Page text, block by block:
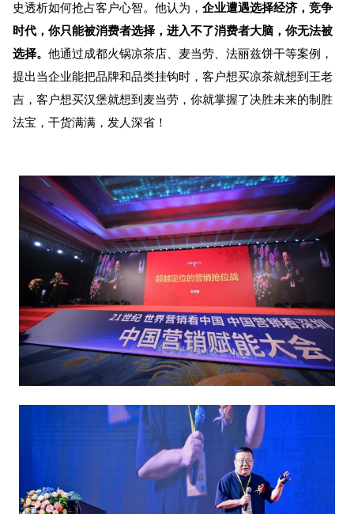
史透析如何抢占客户心智。 他认为， 企业遭遇选择经济，竞争
时代，你只能被消费者选择，进入不了消费者大脑，你无法被
选择。 他通过成都火锅凉茶店、麦当劳、法丽兹饼干等案例，
提出当企业能把品牌和品类挂钩时，客户想买凉茶就想到王老
吉，客户想买汉堡就想到麦当劳，你就掌握了决胜未来的制胜
法宝，干货满满，发人深省！